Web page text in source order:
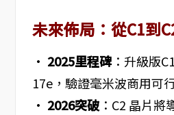
未來佈局：從C1到
• 2025里程碑：升級版
17e，驗證毫米波商用可
• 2026突破：C2 晶片將